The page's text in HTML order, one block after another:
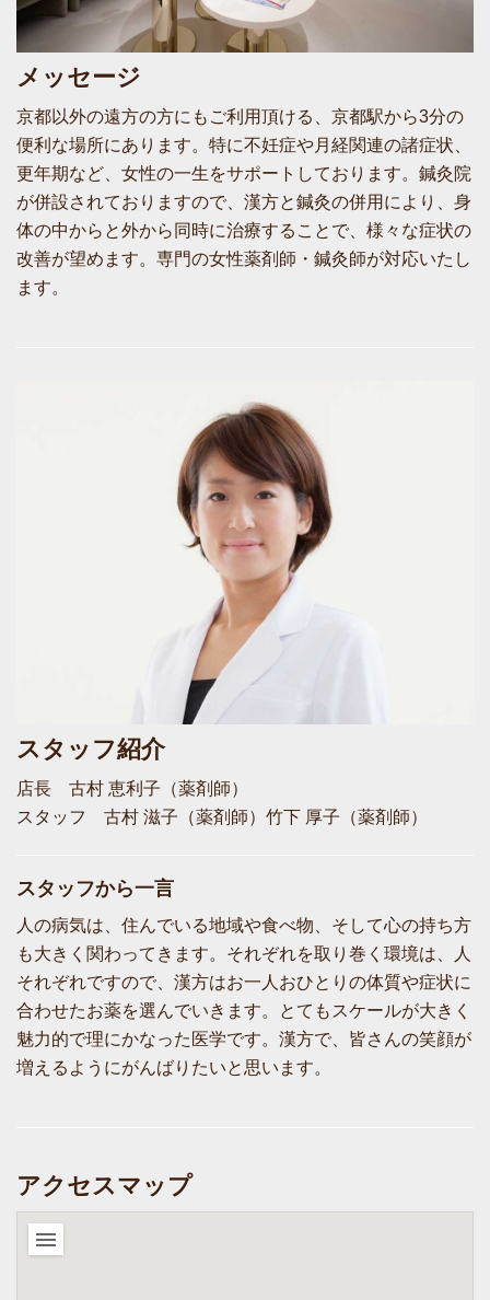
メッセージ
京都以外の遠方の方にもご利用頂ける、京都駅から3分の
便利な場所にあります。特に不妊症や月経関連の諸症状、
更年期など、女性の一生をサポートしております。鍼灸院
が併設されておりますので、漢方と鍼灸の併用により、身
体の中からと外から同時に治療することで、様々な症状の
改善が望めます。専門の女性薬剤師・鍼灸師が対応いたし
ます。
スタッフ紹介
店長 古村 恵利子（薬剤師）
スタッフ 古村 滋子（薬剤師）竹下 厚子（薬剤師）
スタッフから一言
人の病気は、住んでいる地域や食べ物、そして心の持ち方
も大きく関わってきます。それぞれを取り巻く環境は、人
それぞれですので、漢方はお一人おひとりの体質や症状に
合わせたお薬を選んでいきます。とてもスケールが大きく
魅力的で理にかなった医学です。漢方で、皆さんの笑顔が
増えるようにがんばりたいと思います。
アクセスマップ